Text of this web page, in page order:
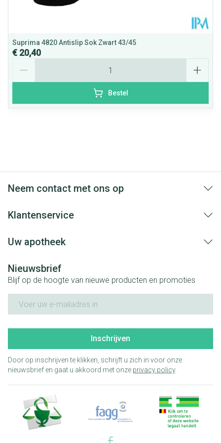
Suprima 4820 Antislip Sok Zwart 43/45
€ 20,40
Bestel
Neem contact met ons op
Klantenservice
Uw apotheek
Nieuwsbrief
Blijf op de hoogte van nieuwe producten en promoties
Inschrijven
Door op inschrijven te klikken, schrijft u zich in voor onze
nieuwsbrief en gaat u akkoord met onze privacy policy.